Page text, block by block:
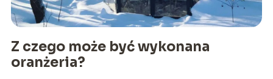
Z czego może być wykonana
oranżeria?